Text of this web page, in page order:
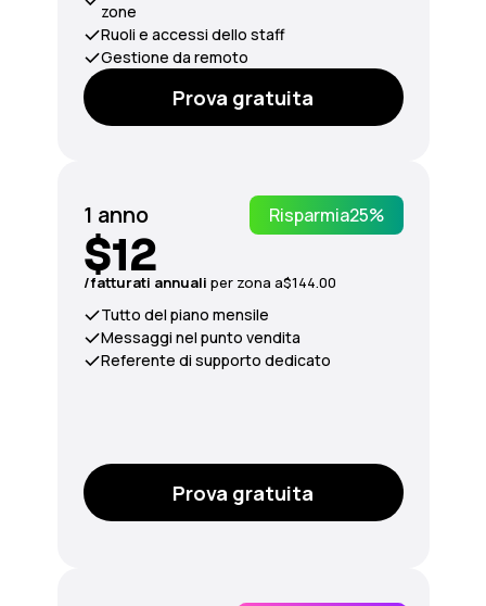
zone
Ruoli e accessi dello staff
Gestione da remoto
Prova gratuita
1 anno Risparmia25%
$12
/fatturati annuali per zona a$144.00
Tutto del piano mensile
Messaggi nel punto vendita
Referente di supporto dedicato
Prova gratuita